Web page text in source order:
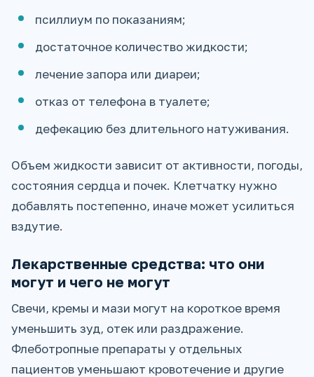
псиллиум по показаниям;
достаточное количество жидкости;
лечение запора или диареи;
отказ от телефона в туалете;
дефекацию без длительного натуживания.
Объем жидкости зависит от активности, погоды,
состояния сердца и почек. Клетчатку нужно
добавлять постепенно, иначе может усилиться
вздутие.
Лекарственные средства: что они
могут и чего не могут
Свечи, кремы и мази могут на короткое время
уменьшить зуд, отек или раздражение.
Флеботропные препараты у отдельных
пациентов уменьшают кровотечение и другие